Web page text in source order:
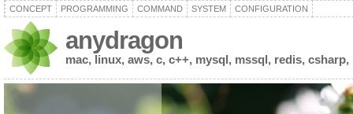
CONCEPT PROGRAMMING COMMAND SYSTEM CONFIGURATION
anydragon
mac, linux, aws, c, c++, mysql, mssql, redis,